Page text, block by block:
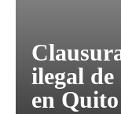
ilegal de
en Quito